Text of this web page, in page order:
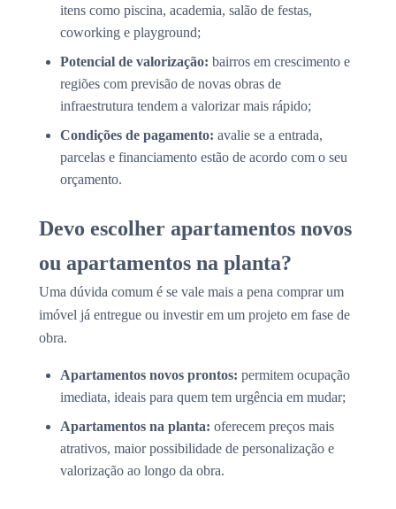
itens como piscina, academia, salão de festas,
coworking e playground;
Potencial de valorização: bairros em crescimento e
regiões com previsão de novas obras de
infraestrutura tendem a valorizar mais rápido;
Condições de pagamento: avalie se a entrada,
parcelas e financiamento estão de acordo com o seu
orçamento.
Devo escolher apartamentos novos
ou apartamentos na planta?
Uma dúvida comum é se vale mais a pena comprar um
imóvel já entregue ou investir em um projeto em fase de
obra.
Apartamentos novos prontos: permitem ocupação
imediata, ideais para quem tem urgência em mudar;
Apartamentos na planta: oferecem preços mais
atrativos, maior possibilidade de personalização e
valorização ao longo da obra.